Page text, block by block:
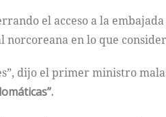
el acceso a la
en lo que
dijo el primer ministro